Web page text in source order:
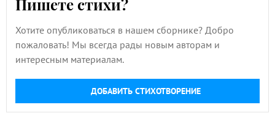
Пишете стихи?
Хотите опубликоваться в нашем сборнике? Добро
пожаловать! Мы всегда рады новым авторам и
интересным материалам.
ДОБАВИТЬ СТИХОТВОРЕНИЕ